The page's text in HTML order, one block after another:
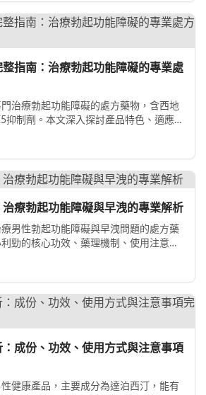
指南：治療勃起功能障礙的專業處
治療勃起功能障礙的處方藥物，含西地
抑制劑。本文深入探討產品特色、適應
療勃起功能障礙與早洩的專業解析
男性勃起功能障礙與早洩問題的處方藥
勁的核心功效、藥理機制、使用注意事
成份、功效、使用方式與注意事項
健康產品，主要成分為達泊西汀，能有